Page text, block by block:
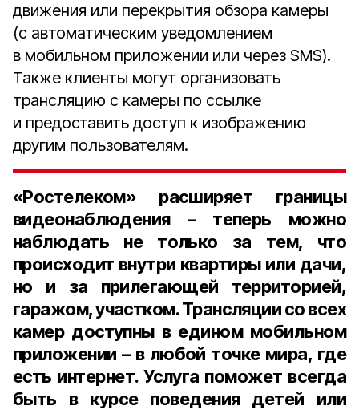
движения или перекрытия обзора камеры
(с автоматическим уведомлением
в мобильном приложении или через SMS).
Также клиенты могут организовать
трансляцию с камеры по ссылке
и предоставить доступ к изображению
другим пользователям.
«Ростелеком» расширяет границы
видеонаблюдения – теперь можно
наблюдать не только за тем, что
происходит внутри квартиры или дачи,
но и за прилегающей территорией,
гаражом, участком. Трансляции со всех
камер доступны в едином мобильном
приложении – в любой точке мира, где
есть интернет. Услуга поможет всегда
быть в курсе поведения детей или